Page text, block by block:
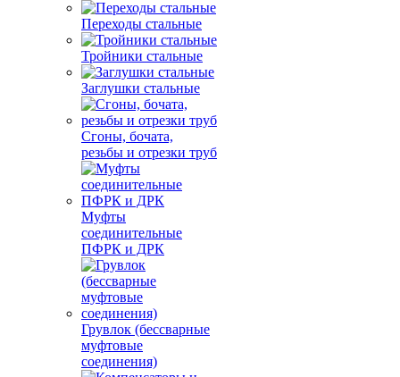
Переходы стальные
Тройники стальные
Заглушки стальные
Сгоны, бочата,
резьбы и отрезки труб
Муфты
соединительные
ПФРК и ДРК
Грувлок (бессварные
муфтовые
соединения)